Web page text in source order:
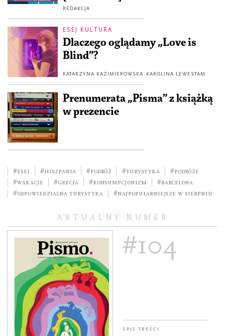
REDAKCJA
ESEJ KULTURA
Dlaczego oglądamy „Love is
Blind”?
KATARZYNA KAZIMIEROWSKA KAROLINA LEWESTAM
Prenumerata „Pisma” z książką
w prezencie
#esej #Hiszpania #podróż #turystyka
#podróże
#wakacje
#Grecja #konsumpcjonizm
#Barcelona
#Odpowiedzialna turystyka
#Najpopularniejsze w sierpniu
AKTUALNY NUMER
#104
Spis treści